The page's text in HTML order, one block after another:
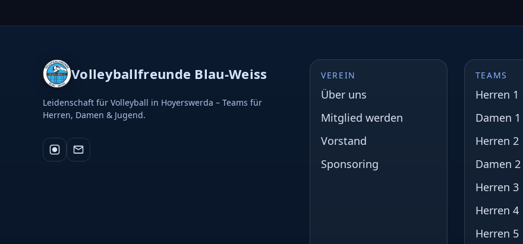
Volleyballfreunde Blau-Weiss
Leidenschaft für Volleyball in Hoyerswerda – Teams für
Herren, Damen & Jugend.
VEREIN
Über uns
Mitglied werden
Vorstand
Sponsoring
TEAMS
Herren 1
Damen 1
Herren 2
Damen 2
Herren 3
Herren 4
Herren 5